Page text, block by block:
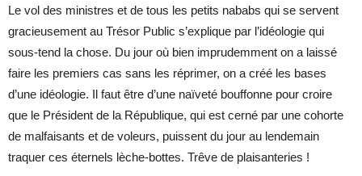
Le vol des ministres et de tous les petits nababs qui se servent
gracieusement au Trésor Public s’explique par l’idéologie qui
sous-tend la chose. Du jour où bien imprudemment on a laissé
faire les premiers cas sans les réprimer, on a créé les bases
d’une idéologie. Il faut être d’une naïveté bouffonne pour croire
que le Président de la République, qui est cerné par une cohorte
de malfaisants et de voleurs, puissent du jour au lendemain
traquer ces éternels lèche-bottes. Trêve de plaisanteries !